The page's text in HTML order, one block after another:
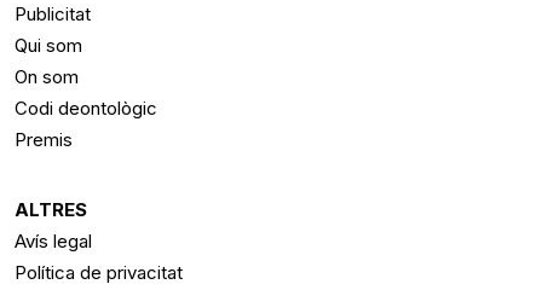
Publicitat
Qui som
On som
Codi deontològic
Premis
ALTRES
Avís legal
Política de privacitat